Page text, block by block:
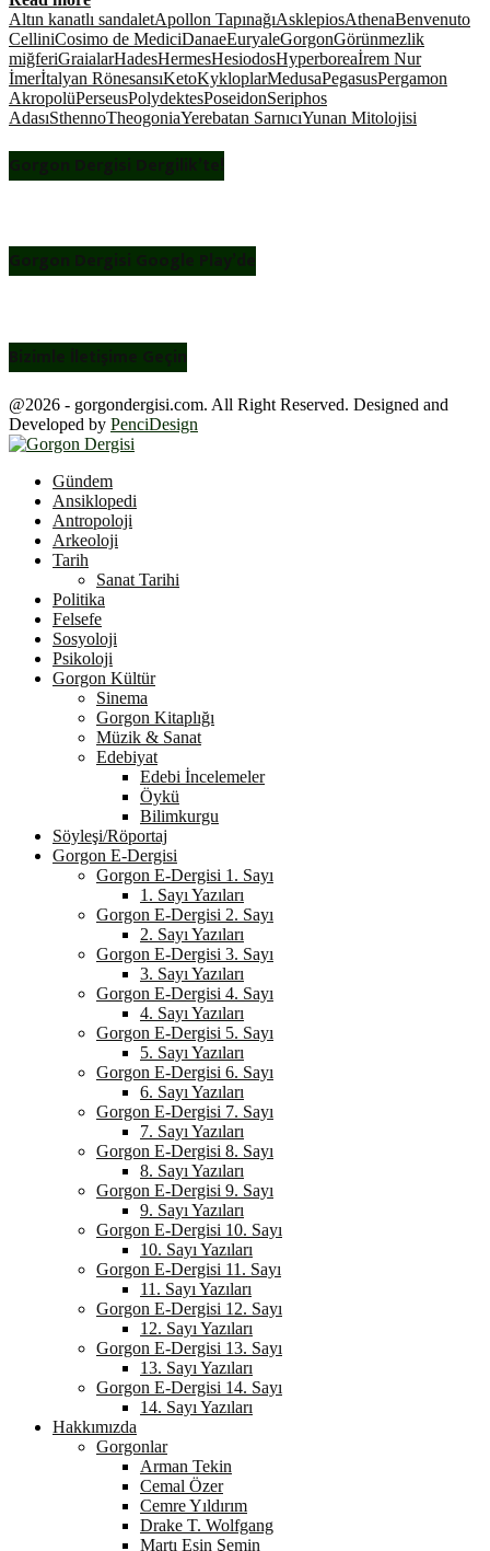
Altın kanatlı sandaletApollon TapınağıAsklepiosAthenaBenvenuto
CelliniCosimo de MediciDanaeEuryaleGorgonGörünmezlik
miğferiGraialarHadesHermesHesiodosHyperboreaİrem Nur
İmerİtalyan RönesansıKetoKykloplarMedusaPegasusPergamon
AkropolüPerseusPolydektesPoseidonSeriphos
AdasıSthennoTheogoniaYerebatan SarnıcıYunan Mitolojisi
Gorgon Dergisi Dergilik’te!
Gorgon Dergisi Google Play’de
Bizimle İletişime Geçin
@2026 - gorgondergisi.com. All Right Reserved. Designed and
Developed by PenciDesign
Gündem
Ansiklopedi
Antropoloji
Arkeoloji
Tarih
Sanat Tarihi
Politika
Felsefe
Sosyoloji
Psikoloji
Gorgon Kültür
Sinema
Gorgon Kitaplığı
Müzik & Sanat
Edebiyat
Edebi İncelemeler
Öykü
Bilimkurgu
Söyleşi/Röportaj
Gorgon E-Dergisi
Gorgon E-Dergisi 1. Sayı
1. Sayı Yazıları
Gorgon E-Dergisi 2. Sayı
2. Sayı Yazıları
Gorgon E-Dergisi 3. Sayı
3. Sayı Yazıları
Gorgon E-Dergisi 4. Sayı
4. Sayı Yazıları
Gorgon E-Dergisi 5. Sayı
5. Sayı Yazıları
Gorgon E-Dergisi 6. Sayı
6. Sayı Yazıları
Gorgon E-Dergisi 7. Sayı
7. Sayı Yazıları
Gorgon E-Dergisi 8. Sayı
8. Sayı Yazıları
Gorgon E-Dergisi 9. Sayı
9. Sayı Yazıları
Gorgon E-Dergisi 10. Sayı
10. Sayı Yazıları
Gorgon E-Dergisi 11. Sayı
11. Sayı Yazıları
Gorgon E-Dergisi 12. Sayı
12. Sayı Yazıları
Gorgon E-Dergisi 13. Sayı
13. Sayı Yazıları
Gorgon E-Dergisi 14. Sayı
14. Sayı Yazıları
Hakkımızda
Gorgonlar
Arman Tekin
Cemal Özer
Cemre Yıldırım
Drake T. Wolfgang
Martı Esin Şemin